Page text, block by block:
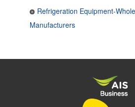
Refrigeration Equipment-
Manufacturers